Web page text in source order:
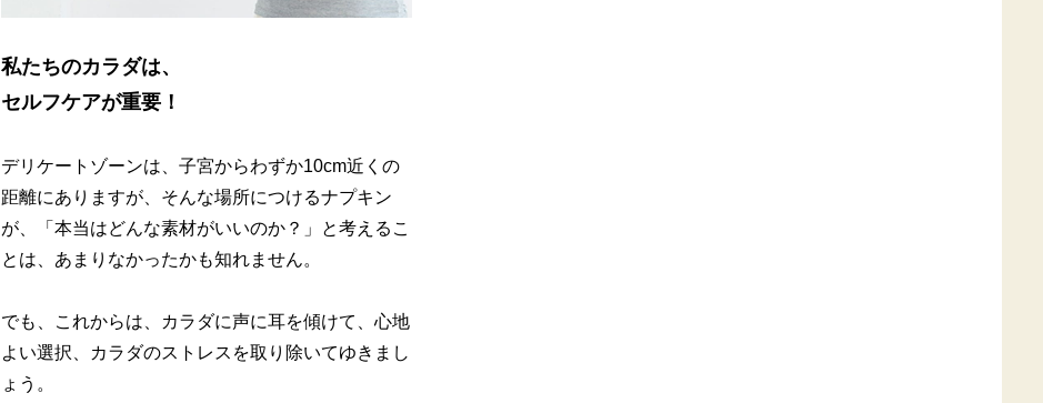
私たちのカラダは、
セルフケアが重要！
デリケートゾーンは、子宮からわずか10cm近くの
距離にありますが、そんな場所につけるナプキン
が、「本当はどんな素材がいいのか？」と考えるこ
とは、あまりなかったかも知れません。
でも、これからは、カラダに声に耳を傾けて、心地
よい選択、カラダのストレスを取り除いてゆきまし
ょう。